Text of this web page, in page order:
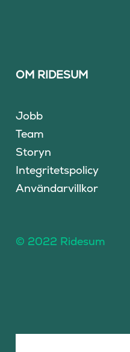
OM RIDESUM
Jobb
Team
Storyn
Integritetspolicy
Användarvillkor
© 2022 Ridesum